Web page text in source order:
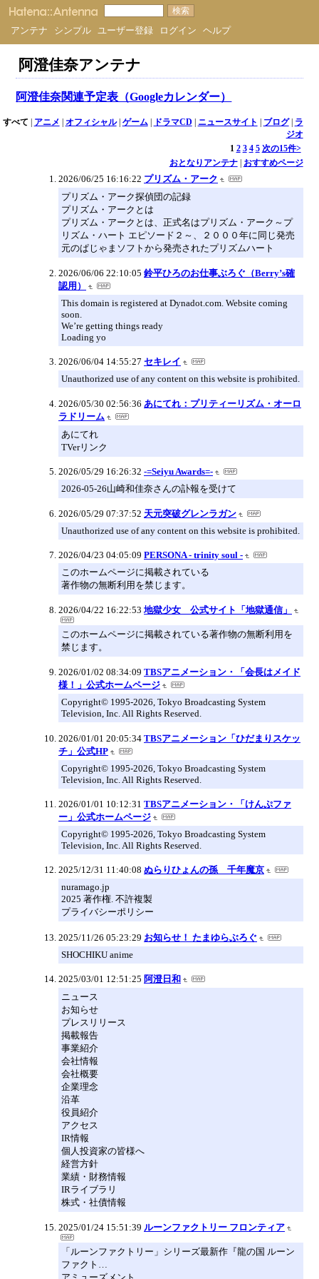
アンテナ シンプル ユーザー登録 ログイン ヘルプ
阿澄佳奈アンテナ
阿澄佳奈関連予定表（Googleカレンダー）
すべて | アニメ | オフィシャル| ゲーム| ドラマCD | ニュースサイト | ブログ| ラ
ジオ
1 2 3 4 5 次の15件>
おとなりアンテナ| おすすめページ
2026/06/25 16:16:22 プリズム・アーク
プリズム・アーク探偵団の記録
プリズム・アークとは
プリズム・アークとは、正式名はプリズム・アーク～プ
リズム・ハート エピソード２～、２０００年に同じ発売
元のぱじゃまソフトから発売されたプリズムハート
2026/06/06 22:10:05 鈴平ひろのお仕事ぶろぐ（Berry’s確
認用）
This domain is registered at Dynadot.com. Website coming
soon.
We’re getting things ready
Loading yo
2026/06/04 14:55:27 セキレイ
Unauthorized use of any content on this website is prohibited.
2026/05/30 02:56:36 あにてれ：プリティーリズム・オーロ
ラドリーム
あにてれ
TVerリンク
2026/05/29 16:26:32 -=Seiyu Awards=-
2026-05-26山崎和佳奈さんの訃報を受けて
2026/05/29 07:37:52 天元突破グレンラガン
Unauthorized use of any content on this website is prohibited.
2026/04/23 04:05:09 PERSONA - trinity soul -
このホームページに掲載されている
著作物の無断利用を禁じます。
2026/04/22 16:22:53 地獄少女 公式サイト「地獄通信」
このホームページに掲載されている著作物の無断利用を
禁じます。
2026/01/02 08:34:09 TBSアニメーション・「会長はメイド
様！」公式ホームページ
Copyright© 1995-2026, Tokyo Broadcasting System
Television, Inc. All Rights Reserved.
2026/01/01 20:05:34 TBSアニメーション「ひだまりスケッ
チ」公式HP
Copyright© 1995-2026, Tokyo Broadcasting System
Television, Inc. All Rights Reserved.
2026/01/01 10:12:31 TBSアニメーション・「けんぷファ
ー」公式ホームページ
Copyright© 1995-2026, Tokyo Broadcasting System
Television, Inc. All Rights Reserved.
2025/12/31 11:40:08 ぬらりひょんの孫 千年魔京
nuramago.jp
2025 著作権. 不許複製
プライバシーポリシー
2025/11/26 05:23:29 お知らせ！ たまゆらぶろぐ
SHOCHIKU anime
2025/03/01 12:51:25 阿澄日和
ニュース
お知らせ
プレスリリース
掲載報告
事業紹介
会社情報
会社概要
企業理念
沿革
役員紹介
アクセス
IR情報
個人投資家の皆様へ
経営方針
業績・財務情報
IRライブラリ
株式・社債情報
2025/01/24 15:51:39 ルーンファクトリー フロンティア
「ルーンファクトリー」シリーズ最新作『龍の国 ルーン
ファクト…